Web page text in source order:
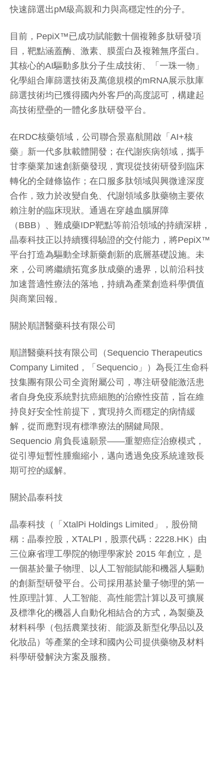
快速篩選出pM級高親和力與高穩定性的分子。
目前，PepiX™已成功賦能數十個複雜多肽研發項
目，靶點涵蓋酶、激素、膜蛋白及複雜無序蛋白。
其核心的AI驅動多肽分子生成技術、「一珠一物」
化學組合庫篩選技術及萬億規模的mRNA展示肽庫
篩選技術均已獲得國內外客戶的高度認可，構建起
高技術壁壘的一體化多肽研發平台。
在RDC核藥領域，公司聯合景嘉航開啟「AI+核
藥」新一代多肽載體開發；在代謝疾病領域，攜手
甘李藥業加速創新藥發現，實現從技術研發到臨床
轉化的全鏈條協作；在口服多肽領域與興微達深度
合作，致力於改變自免、代謝領域多肽藥物主要依
賴注射的臨床現狀。通過在穿越血腦屏障
（BBB）、難成藥IDP靶點等前沿領域的持續深耕，
晶泰科技正以持續獲得驗證的交付能力，將PepiX™
平台打造為驅動全球新藥創新的底層基礎設施。未
來，公司將繼續拓寬多肽成藥的邊界，以前沿科技
加速普適性療法的落地，持續為產業創造科學價值
與商業回報。
關於順譜醫藥科技有限公司
順譜醫藥科技有限公司（Sequencio Therapeutics
Company Limited，「Sequencio」）為長江生命科
技集團有限公司全資附屬公司，專注研發能激活患
者自身免疫系統對抗癌細胞的治療性疫苗，旨在維
持良好安全性前提下，實現持久而穩定的病情緩
解，從而應對現有標準療法的關鍵局限。
Sequencio 肩負長遠願景——重塑癌症治療模式，
從引導短暫性腫瘤縮小，邁向透過免疫系統達致長
期可控的緩解。
關於晶泰科技
晶泰科技（「XtalPi Holdings Limited」，股份簡
稱：晶泰控股，XTALPI，股票代碼：2228.HK）由
三位麻省理工學院的物理學家於 2015 年創立，是
一個基於量子物理、以人工智能賦能和機器人驅動
的創新型研發平台。公司採用基於量子物理的第一
性原理計算、人工智能、高性能雲計算以及可擴展
及標準化的機器人自動化相結合的方式，為製藥及
材料科學（包括農業技術、能源及新型化學品以及
化妝品）等產業的全球和國內公司提供藥物及材料
科學研發解決方案及服務。